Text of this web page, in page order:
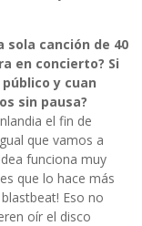
sola canción de 40
en concierto? Si
y cuan
sin pausa?
el fin de
que vamos a
funciona muy
que lo hace más
Eso no
oír el disco